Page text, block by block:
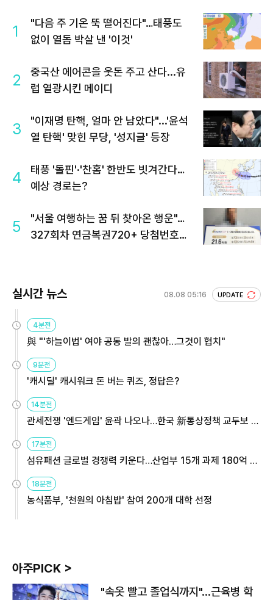
1
"다음 주 기온 뚝 떨어진다"…태풍도
없이 열돔 박살 낸 '이것'
2
중국산 에어콘을 웃돈 주고 산다...유
럽 열광시킨 메이디
3
"이재명 탄핵, 얼마 안 남았다"...'윤석
열 탄핵' 맞힌 무당, '성지글' 등장
4
태풍 '돌핀'·'찬홈' 한반도 빗겨간다…
예상 경로는?
5
"서울 여행하는 꿈 뒤 찾아온 행운"…
327회차 연금복권720+ 당첨번호조
실시간 뉴스 08.08 05:16 UPDATE
4분전
與 "'하늘이법' 여야 공동 발의 괜찮아…그것이 협치"
9분전
'캐시딜' 캐시워크 돈 버는 퀴즈, 정답은?
14분전
관세전쟁 '엔드게임' 윤곽 나오나…한국 新통상정책 교두보 활
용해야
17분전
섬유패션 글로벌 경쟁력 키운다…산업부 15개 과제 180억 지
원
18분전
농식품부, '천원의 아침밥' 참여 200개 대학 선정
아주PICK >
"속옷 빨고 졸업식까지"…근육병 학